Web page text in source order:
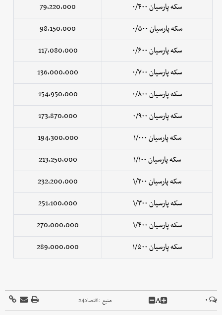
سکه پارسیان ۰/۴۰۰
79,220,000
سکه پارسیان ۰/۵۰۰
98,150,000
سکه پارسیان ۰/۶۰۰
117,080,000
سکه پارسیان ۰/۷۰۰
136,000,000
سکه پارسیان ۰/۸۰۰
154,950,000
سکه پارسیان ۰/۹۰۰
173,870,000
سکه پارسیان ۱/۰۰۰
194,300,000
سکه پارسیان ۱/۱۰۰
213,250,000
سکه پارسیان ۱/۲۰۰
232,200,000
سکه پارسیان ۱/۳۰۰
251,100,000
سکه پارسیان ۱/۴۰۰
270,000,000
سکه پارسیان ۱/۵۰۰
289,000,000
۰ A منبع :اقتصاد24